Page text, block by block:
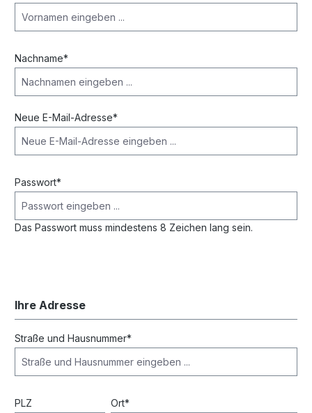
Nachname*
Neue E-Mail-Adresse*
Passwort*
Das Passwort muss mindestens 8 Zeichen lang sein.
Ihre Adresse
Straße und Hausnummer*
PLZ Ort*